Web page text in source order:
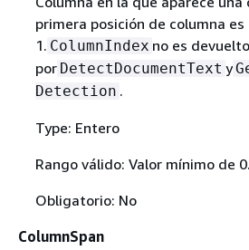
primera posición de columna es
1. ColumnIndex no es devuelto
por DetectDocumentText y
Detection .
Type: Entero
Rango válido: Valor mínimo de 0.
Obligatorio: No
ColumnSpan